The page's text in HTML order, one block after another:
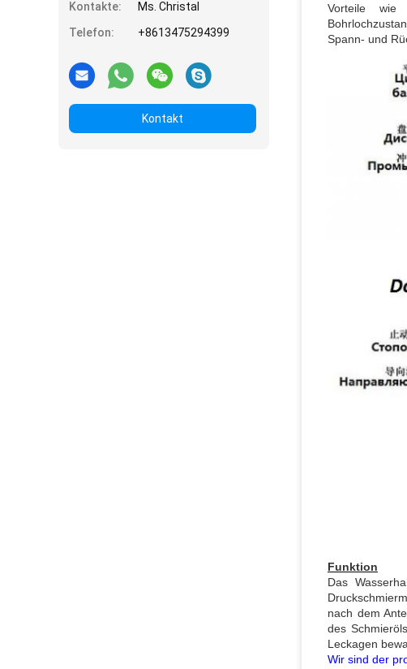
Kontakte:
Ms. Christal
Telefon:
+8613475294399
Kontakt
Vorteile wie
Spann- und
Funktion
Das
nach dem
des
Leckagen
Wir sind der